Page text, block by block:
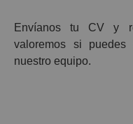
Envíanos tu CV y
valoremos si
nuestro equipo.